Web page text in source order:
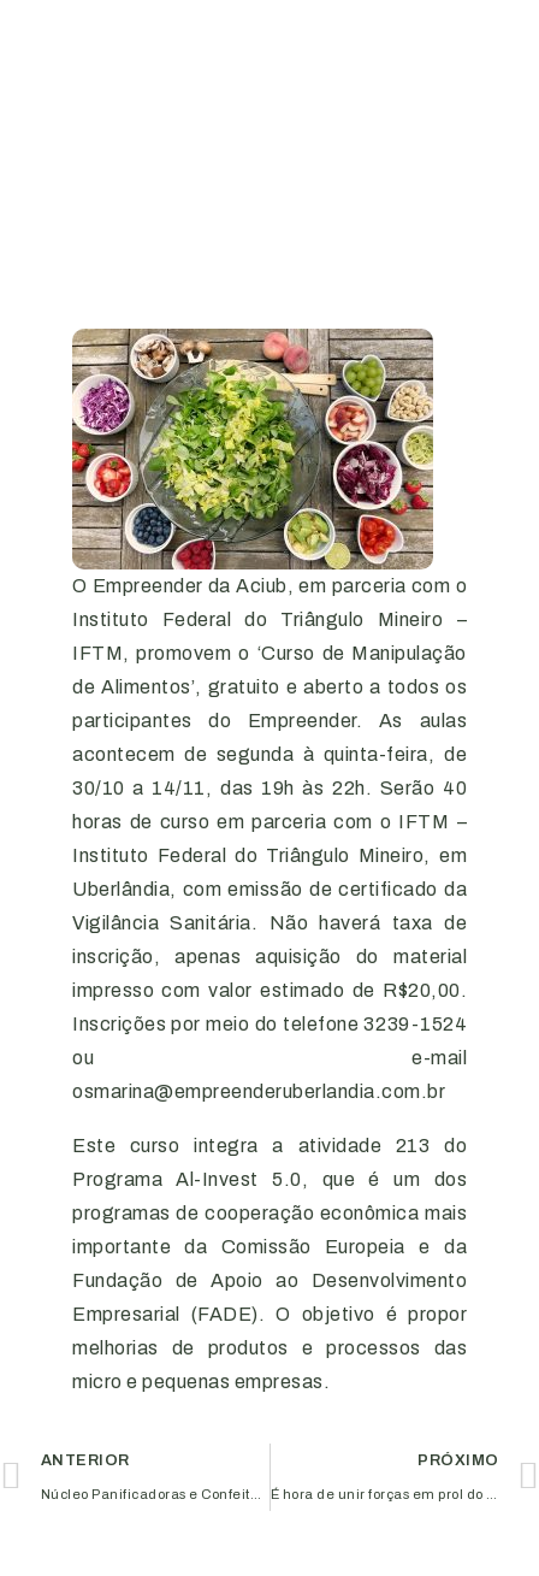
O Empreender da Aciub, em parceria com o
Instituto Federal do Triângulo Mineiro –
IFTM, promovem o ‘Curso de Manipulação
de Alimentos’, gratuito e aberto a todos os
participantes do Empreender. As aulas
acontecem de segunda à quinta-feira, de
30/10 a 14/11, das 19h às 22h. Serão 40
horas de curso em parceria com o IFTM –
Instituto Federal do Triângulo Mineiro, em
Uberlândia, com emissão de certificado da
Vigilância Sanitária. Não haverá taxa de
inscrição, apenas aquisição do material
impresso com valor estimado de R$20,00.
Inscrições por meio do telefone 3239-1524
ou e-mail
osmarina@empreenderuberlandia.com.br
Este curso integra a atividade 213 do
Programa Al-Invest 5.0, que é um dos
programas de cooperação econômica mais
importante da Comissão Europeia e da
Fundação de Apoio ao Desenvolvimento
Empresarial (FADE). O objetivo é propor
melhorias de produtos e processos das
micro e pequenas empresas.
ANTERIOR PRÓXIMO